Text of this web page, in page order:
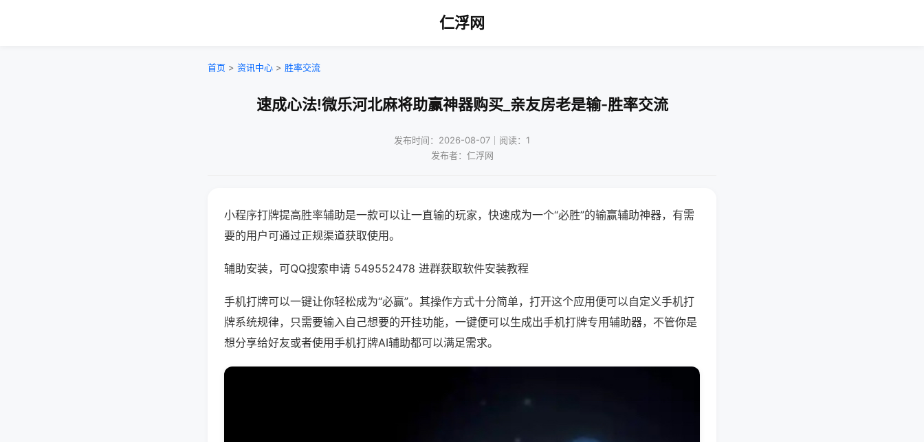
仁浮网
首页 > 资讯中心 > 胜率交流
速成心法!微乐河北麻将助赢神器购买_亲友房老是输-胜率交流
发布时间：2026-08-07｜阅读：1
发布者：仁浮网
小程序打牌提高胜率辅助是一款可以让一直输的玩家，快速成为一个“必胜”的输赢辅助神器，有需
要的用户可通过正规渠道获取使用。
辅助安装，可QQ搜索申请 549552478 进群获取软件安装教程
手机打牌可以一键让你轻松成为“必赢”。其操作方式十分简单，打开这个应用便可以自定义手机打
牌系统规律，只需要输入自己想要的开挂功能，一键便可以生成出手机打牌专用辅助器，不管你是
想分享给好友或者使用手机打牌AI辅助都可以满足需求。